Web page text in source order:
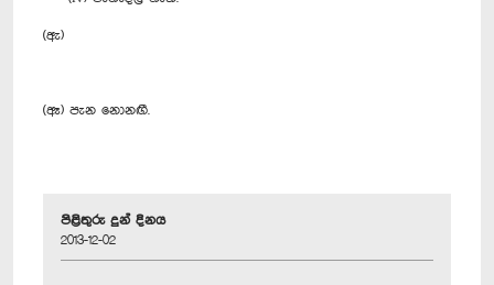
(ඇ)
(ඈ) පැන නොනඟී.
පිළිතුරු දුන් දිනය
2013-12-02